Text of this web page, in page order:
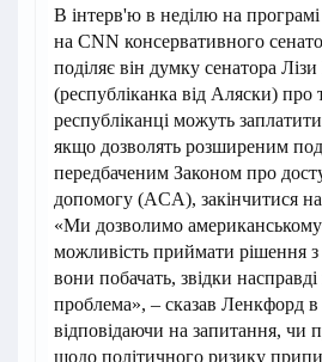
В інтерв'ю в неділю на
на CNN консервативного
поділяє він думку сенатора
(республіканка від Аляски) про
республіканці можуть
якщо дозволять розширеним
передбаченим Законом про
допомогу (ACA), закінчитися
«Ми дозволимо
можливість приймати рішення
вони побачать, звідки
проблема», – сказав Ленкфорд в
відповідаючи на запитання, чи
щодо політичного ризику